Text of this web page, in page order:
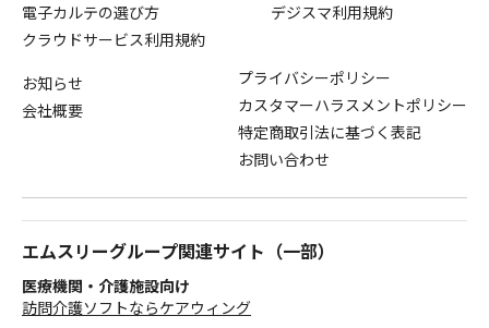
電子カルテの選び方
クラウドサービス利用規約
デジスマ利用規約
お知らせ
会社概要
プライバシーポリシー
カスタマーハラスメントポリシー
特定商取引法に基づく表記
お問い合わせ
エムスリーグループ関連サイト（一部）
医療機関・介護施設向け
訪問介護ソフトならケアウィング